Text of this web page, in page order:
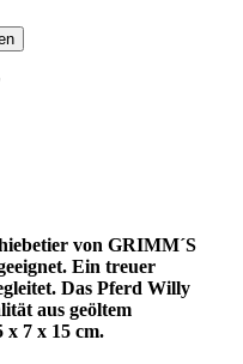
von GRIMM´S
Ein treuer
Das Pferd Willy
aus geöltem
x 7 x 15 cm.